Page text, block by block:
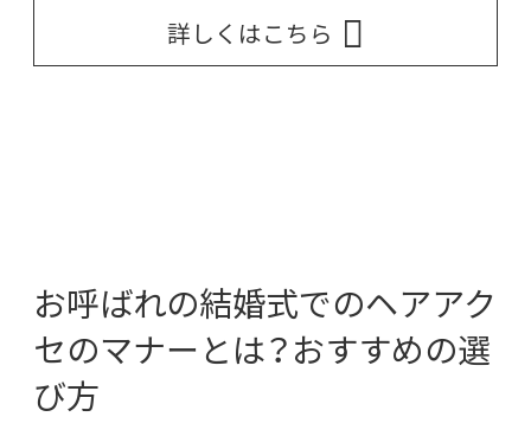
詳しくはこちら
お呼ばれの結婚式でのヘアアク
セのマナーとは？おすすめの選
び方